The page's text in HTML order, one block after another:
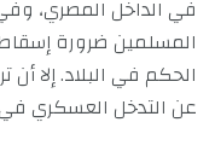
في الداخل المصري،
المسلمين ضرورة
الحكم في البلاد. إلا
عن التدخل العسكري في